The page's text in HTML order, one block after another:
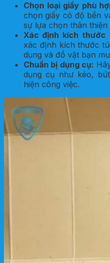
Chọn loại giấy phù
chọn giấy có độ bền
sự lựa chọn thân
Xác định kích thước
xác định kích thước
dụng và đồ vật bạn
Chuẩn bị dụng cụ:
dụng cụ như kéo,
hiện công việc.